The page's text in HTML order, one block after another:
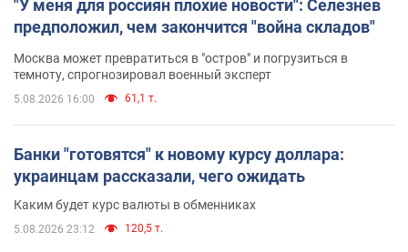
"У меня для россиян плохие новости": Селезнев
предположил, чем закончится "война складов"
Москва может превратиться в "остров" и погрузиться в
темноту, спрогнозировал военный эксперт
5.08.2026 16:00 61,1 т.
Банки "готовятся" к новому курсу доллара:
украинцам рассказали, чего ожидать
Каким будет курс валюты в обменниках
5.08.2026 23:12 120,5 т.